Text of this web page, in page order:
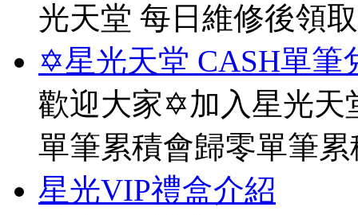
光天堂 每日維修後領
✡星光天堂 CASH單筆
歡迎大家✡加入星光天
單筆累積會歸零單筆
星光VIP禮盒介紹